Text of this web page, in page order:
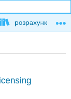
розрахунку